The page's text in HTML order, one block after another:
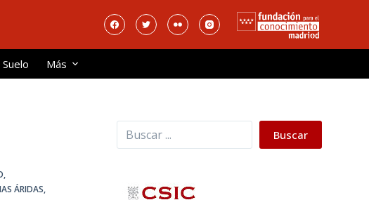
Más
,
ÁRIDAS,
Buscar Buscar